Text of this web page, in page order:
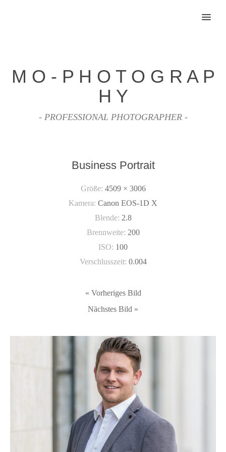
MENU
M O - P H O T O G R A P
H Y
- PROFESSIONAL PHOTOGRAPHER -
Business Portrait
Größe: 4509 × 3006
Kamera: Canon EOS-1D X
Blende: 2.8
Brennweite: 200
ISO: 100
Verschlusszeit: 0.004
« Vorheriges Bild
Nächstes Bild »